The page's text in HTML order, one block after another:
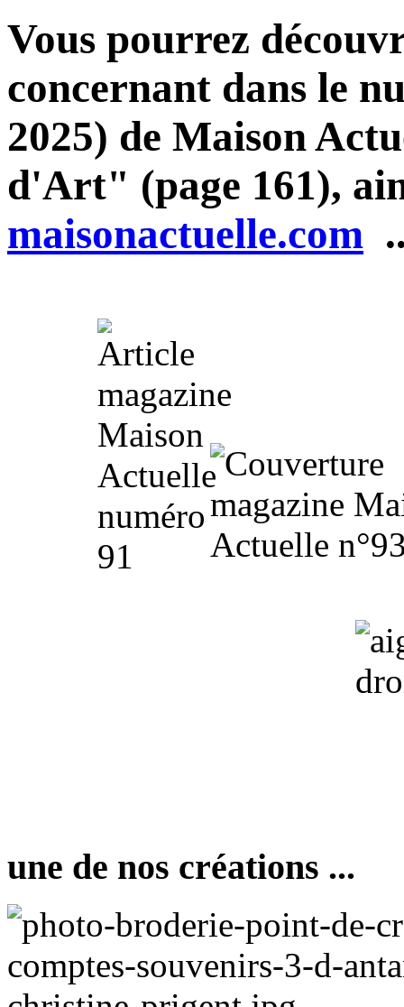
Vous pourrez
concernant dans le
2025) de Maison
d'Art" (page 161),
maisonactuelle.com
une de nos créations ...